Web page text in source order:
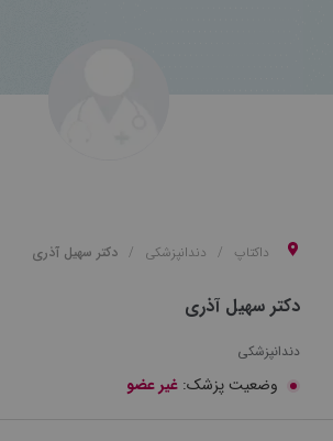
داکتاپ دندانپزشکی دکتر سهیل آذری
دکتر سهیل آذری
دندانپزشکی
وضعیت پزشک: غیر عضو